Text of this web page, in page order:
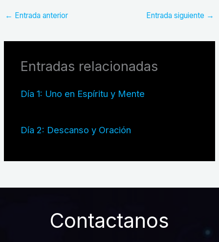
← Entrada anterior Entrada siguiente →
Entradas relacionadas
Día 1: Uno en Espíritu y Mente
Día 2: Descanso y Oración
Contactanos